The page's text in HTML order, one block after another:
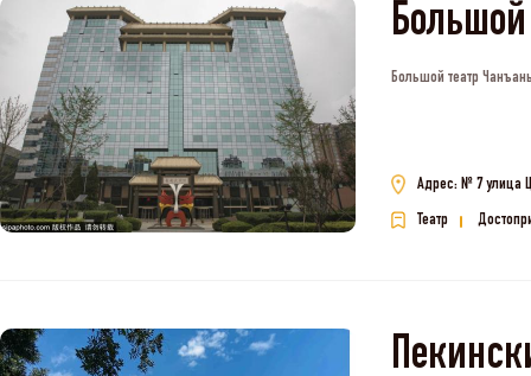
Большой
Большой театр
Адрес: № 7 улица
Театр